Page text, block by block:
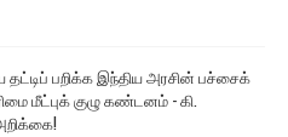
தட்டிப் பறிக்க இந்திய அரசின் பச்சைக்
மீட்புக் குழு கண்டனம் - கி.